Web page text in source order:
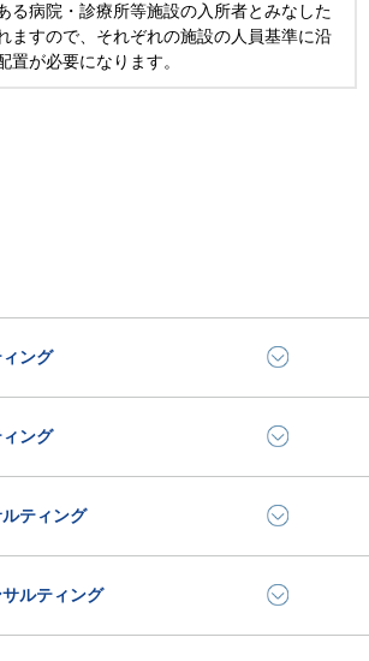
る病院・診療所等施設の入所者とみなした
ますので、それぞれの施設の人員基準に沿
置が必要になります。
ング
ング
ティング
ルティング